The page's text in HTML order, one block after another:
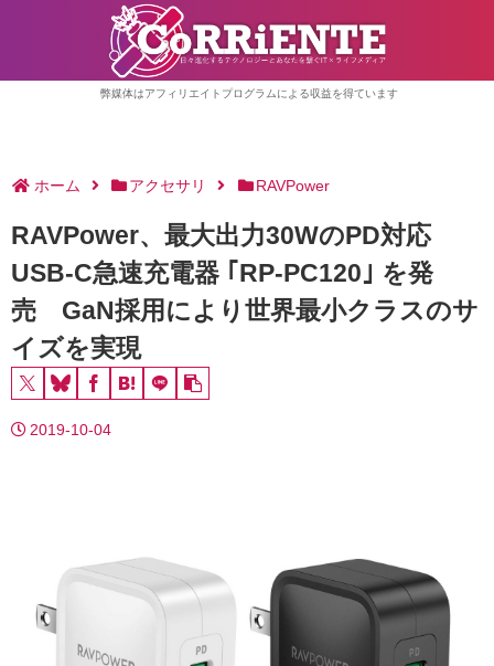
弊媒体はアフィリエイトプログラムによる収益を得ています
ホーム アクセサリ RAVPower
RAVPower、最大出力30WのPD対応
USB-C急速充電器 ｢RP-PC120｣ を発
売 GaN採用により世界最小クラスのサ
イズを実現
2019-10-04